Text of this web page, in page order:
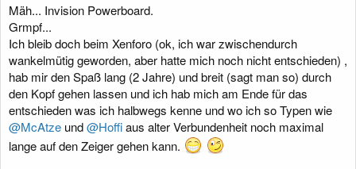
Mäh... Invision Powerboard.
Grmpf...
Ich bleib doch beim Xenforo (ok, ich war zwischendurch
wankelmütig geworden, aber hatte mich noch nicht entschieden) ,
hab mir den Spaß lang (2 Jahre) und breit (sagt man so) durch
den Kopf gehen lassen und ich hab mich am Ende für das
entschieden was ich halbwegs kenne und wo ich so Typen wie
@McAtze und@Hoffiaus alter Verbundenheit noch maximal
lange auf den Zeiger gehen kann.